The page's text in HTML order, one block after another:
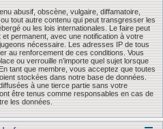
abusif, obscène, vulgaire, diffamatoire,
tout autre contenu qui peut transgresser les
ou les lois internationales. Le faire peut
permanent, avec une notification à votre
nécessaire. Les adresses IP de tous
au renforcement de ces conditions. Vous
ou verrouille n’importe quel sujet lorsque
tant que membre, vous acceptez que toutes
stockées dans notre base de données.
à une tierce partie sans votre
être tenus comme responsables en cas de
les données.